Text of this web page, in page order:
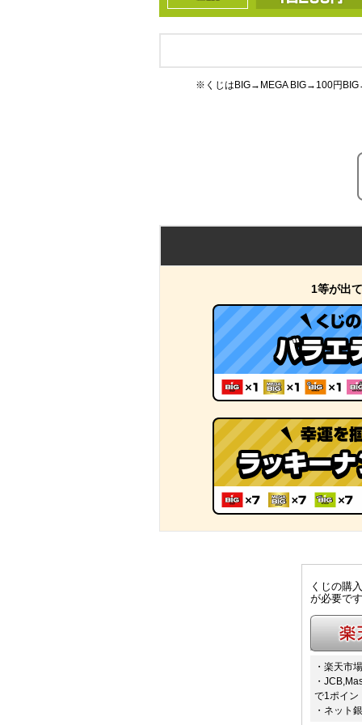
※くじはBIG→MEGA BIG→100円
1等が出
くじの購
が必要で
楽天カー
・楽天市
・
で1ポイン
・ネット